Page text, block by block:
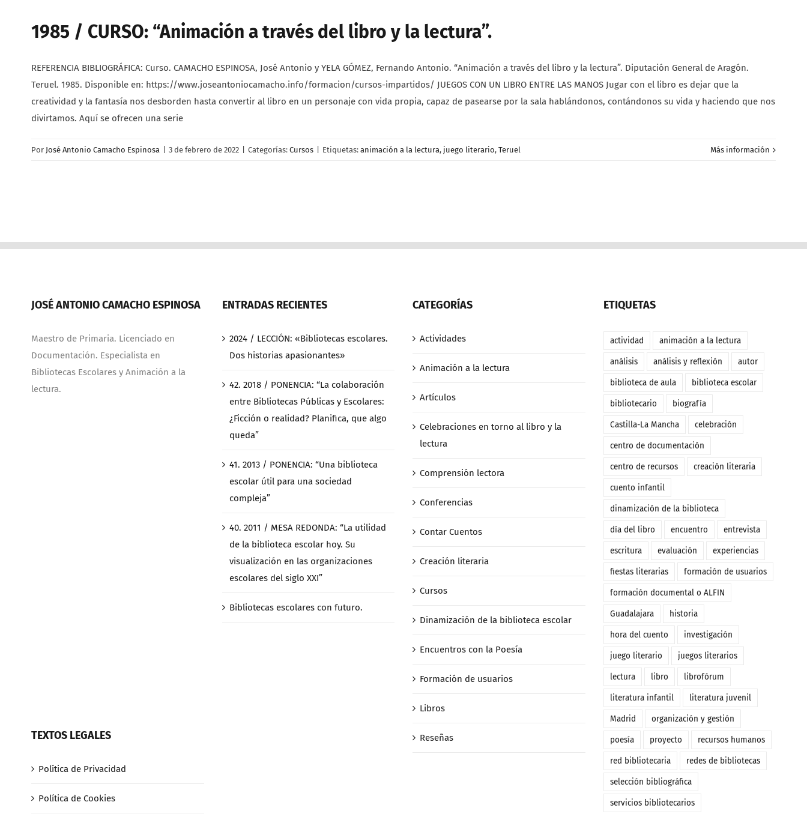
1985 / CURSO: “Animación a través del libro y la lectura”.
REFERENCIA BIBLIOGRÁFICA: Curso. CAMACHO ESPINOSA, José Antonio y YELA GÓMEZ, Fernando Antonio. “Animación a través del libro y la lectura”. Diputación General de Aragón.
Teruel. 1985. Disponible en: https://www.joseantoniocamacho.info/formacion/cursos-impartidos/ JUEGOS CON UN LIBRO ENTRE LAS MANOS Jugar con el libro es dejar que la
creatividad y la fantasía nos desborden hasta convertir al libro en un personaje con vida propia, capaz de pasearse por la sala hablándonos, contándonos su vida y haciendo que nos
divirtamos. Aquí se ofrecen una serie
Por José Antonio Camacho Espinosa 3 de febrero de 2022 Categorías: Cursos Etiquetas: animación a la lectura, juego literario, Teruel Más información
JOSÉ ANTONIO CAMACHO ESPINOSA
Maestro de Primaria. Licenciado en
Documentación. Especialista en
Bibliotecas Escolares y Animación a la
lectura.
TEXTOS LEGALES
Política de Privacidad
Política de Cookies
ENTRADAS RECIENTES
2024 / LECCIÓN: «Bibliotecas escolares.
Dos historias apasionantes»
42. 2018 / PONENCIA: “La colaboración
entre Bibliotecas Públicas y Escolares:
¿Ficción o realidad? Planifica, que algo
queda”
41. 2013 / PONENCIA: “Una biblioteca
escolar útil para una sociedad
compleja”
40. 2011 / MESA REDONDA: “La utilidad
de la biblioteca escolar hoy. Su
visualización en las organizaciones
escolares del siglo XXI”
Bibliotecas escolares con futuro.
CATEGORÍAS
Actividades
Animación a la lectura
Artículos
Celebraciones en torno al libro y la
lectura
Comprensión lectora
Conferencias
Contar Cuentos
Creación literaria
Cursos
Dinamización de la biblioteca escolar
Encuentros con la Poesía
Formación de usuarios
Libros
Reseñas
ETIQUETAS
actividad animación a la lectura
análisis análisis y reflexión autor
biblioteca de aula biblioteca escolar
bibliotecario biografía
Castilla-La Mancha celebración
centro de documentación
centro de recursos creación literaria
cuento infantil
dinamización de la biblioteca
día del libro encuentro entrevista
escritura evaluación experiencias
fiestas literarias formación de usuarios
formación documental o ALFIN
Guadalajara historia
hora del cuento investigación
juego literario juegos literarios
lectura libro librofórum
literatura infantil literatura juvenil
Madrid organización y gestión
poesía proyecto recursos humanos
red bibliotecaria redes de bibliotecas
selección bibliográfica
servicios bibliotecarios